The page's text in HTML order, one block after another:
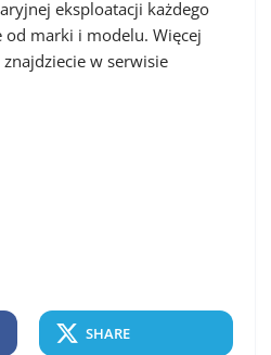
eksploatacji każdego
od marki i modelu. Więcej
w serwisie
SHARE